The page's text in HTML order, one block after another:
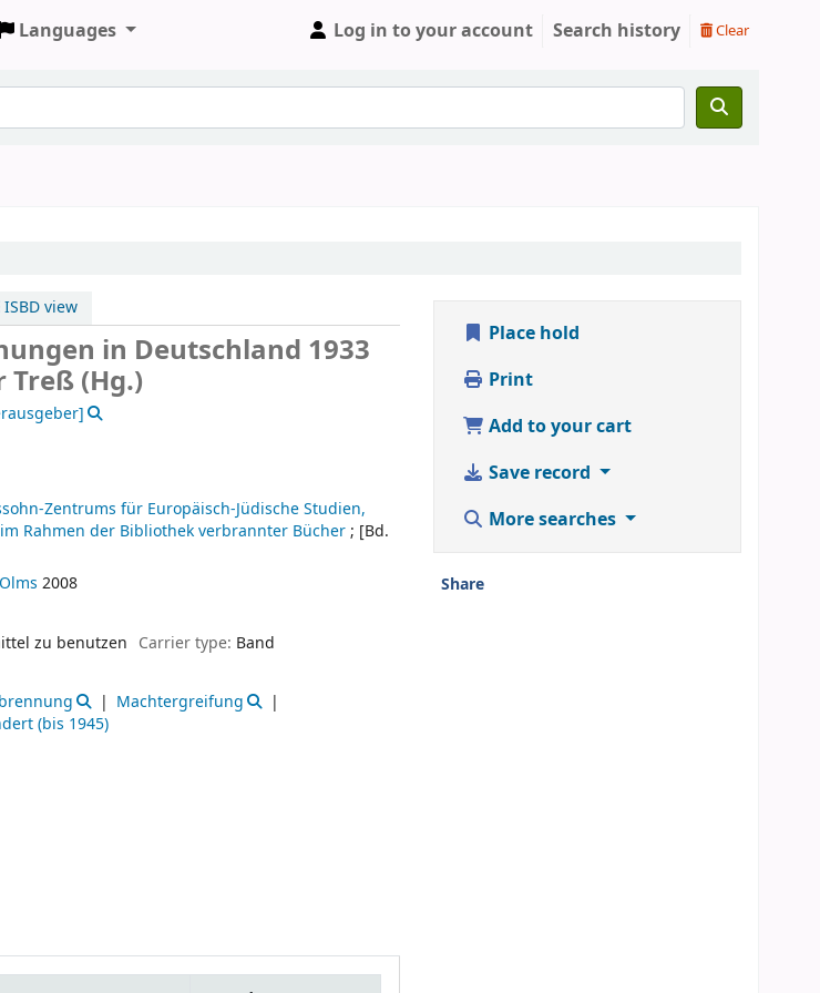
Languages Log in to your account Search history Clear
ISBD view
in Deutschland 1933
Treß (Hg.)
Zentrums für Europäisch-Jüdische Studien,
Rahmen der Bibliothek verbrannter Bücher; [Bd.
Olms 2008
zu benutzen Carrier type: Band
Machtergreifung
(bis 1945)
Place hold
Print
Add to your cart
Save record
More searches
Share